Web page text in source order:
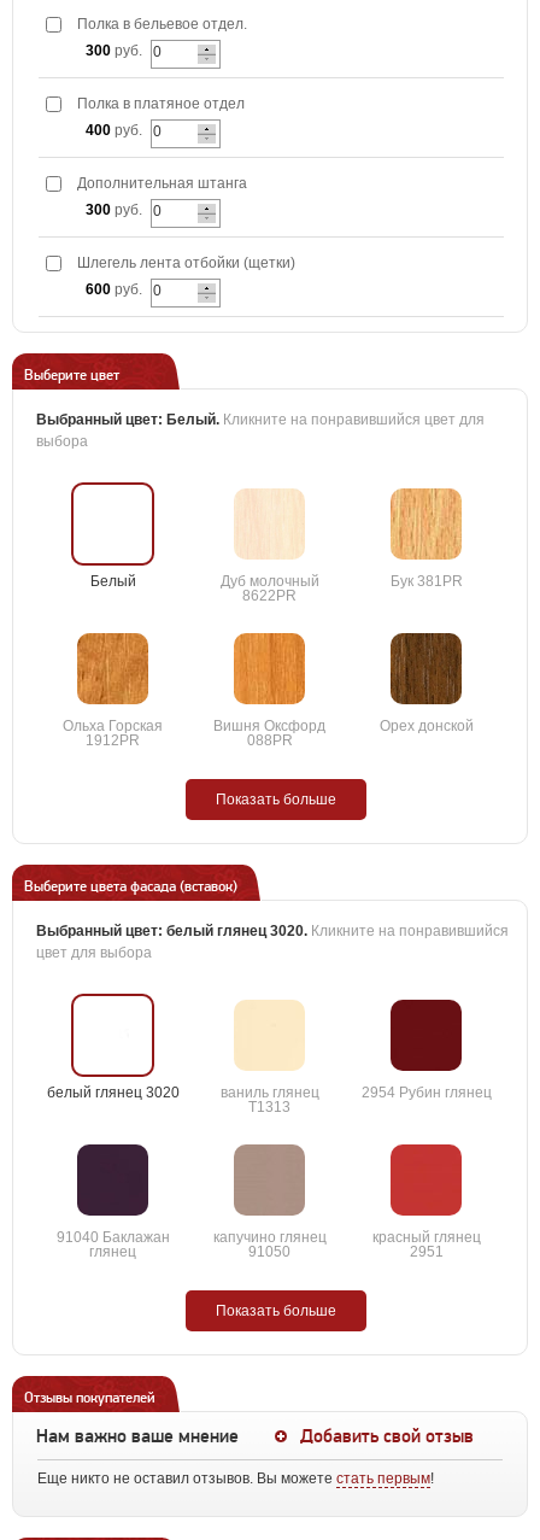
Полка в бельевое отдел.
300 руб.
Полка в платяное отдел
400 руб.
Дополнительная штанга
300 руб.
Шлегель лента отбойки (щетки)
600 руб.
Выберите цвет
Выбранный цвет: Белый. Кликните на понравившийся цвет для
выбора
Белый
Дуб молочный
8622PR
Бук 381PR
Ольха Горская
1912PR
Вишня Оксфорд
088PR
Орех донской
Показать больше
Выберите цвета фасада (вставок)
Выбранный цвет: белый глянец 3020. Кликните на понравившийся
цвет для выбора
белый глянец 3020
ваниль глянец
T1313
2954 Рубин глянец
91040 Баклажан
глянец
капучино глянец
91050
красный глянец
2951
Показать больше
Отзывы покупателей
Нам важно ваше мнение Добавить свой отзыв
Еще никто не оставил отзывов. Вы можете стать первым!